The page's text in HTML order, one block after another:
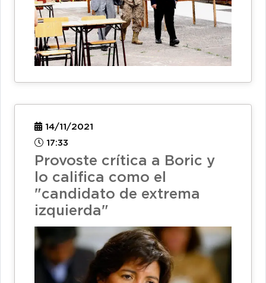
14/11/2021
17:33
Provoste crítica a Boric y
lo califica como el
"candidato de extrema
izquierda"